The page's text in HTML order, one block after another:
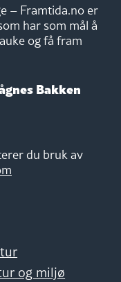
– Framtida.no er
har som mål å
og få fram
Bakken
du bruk av
og miljø